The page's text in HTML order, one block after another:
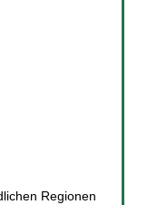
Regionen